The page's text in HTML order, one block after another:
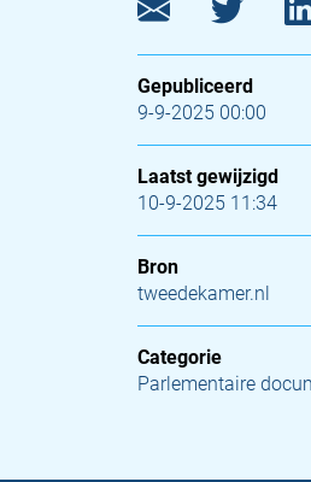
Gepubliceerd
9-9-2025 00:00
Laatst gewijzigd
10-9-2025 11:34
Bron
tweedekamer.nl
Categorie
Parlementaire